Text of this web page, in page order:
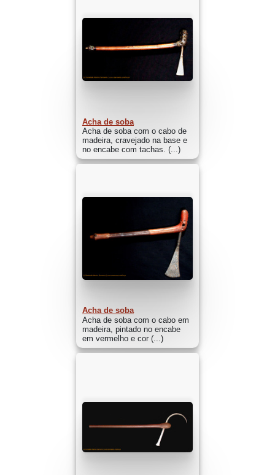
Acha de soba
Acha de soba com o cabo de
madeira, cravejado na base e
no encabe com tachas. (...)
Acha de soba
Acha de soba com o cabo em
madeira, pintado no encabe
em vermelho e cor (...)